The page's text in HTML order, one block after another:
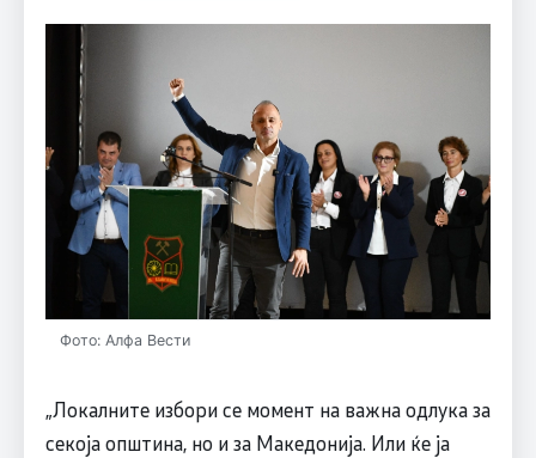
Фото: Алфа Вести
„Локалните избори се момент на важна одлука за
секоја општина, но и за Македонија. Или ќе ја